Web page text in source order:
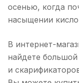
осенью, когда
насыщении
В интернет-
найдете
и